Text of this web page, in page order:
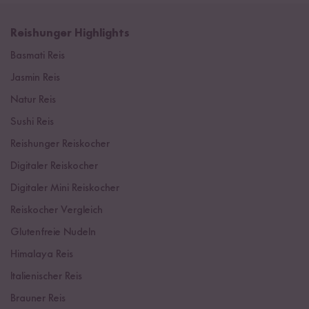
Reishunger Highlights
Basmati Reis
Jasmin Reis
Natur Reis
Sushi Reis
Reishunger Reiskocher
Digitaler Reiskocher
Digitaler Mini Reiskocher
Reiskocher Vergleich
Glutenfreie Nudeln
Himalaya Reis
Italienischer Reis
Brauner Reis